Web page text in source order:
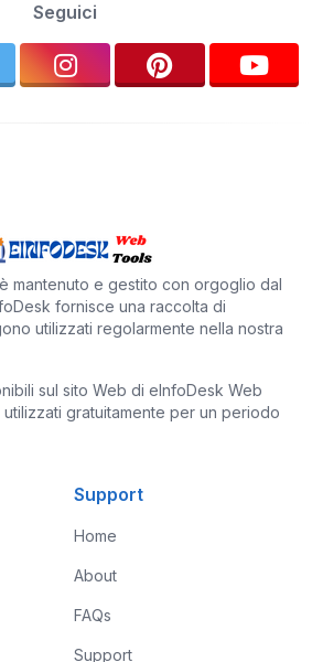
Seguici
mantenuto e gestito con orgoglio dal
fornisce una raccolta di
utilizzati regolarmente nella nostra
sul sito Web di eInfoDesk Web
gratuitamente per un periodo
Support
Home
About
FAQs
Support